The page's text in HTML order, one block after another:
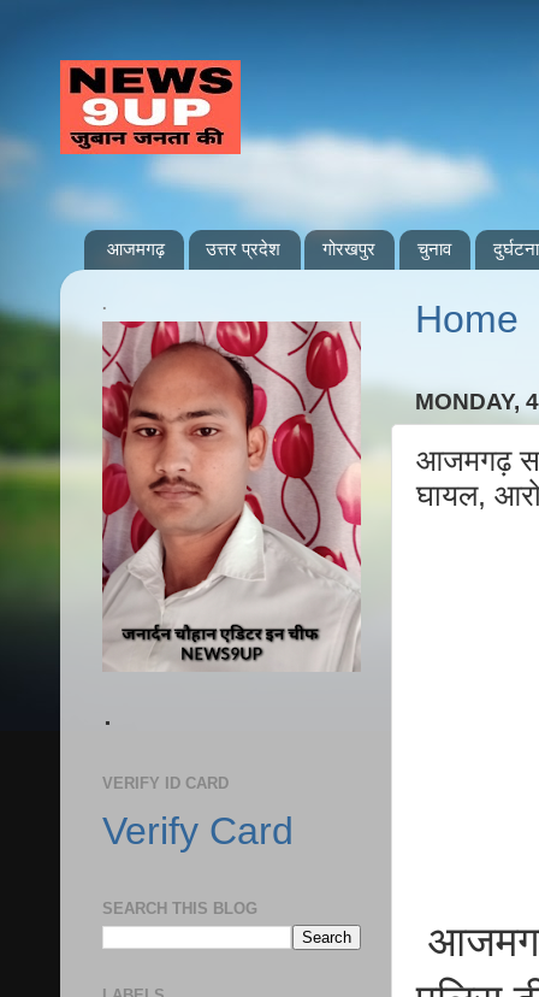
आजमगढ़ उत्तर प्रदेश गोरखपुर चुनाव दुर्घटना
Home
MONDAY,
आजमगढ़
घायल,
.
.
VERIFY ID CARD
Verify Card
SEARCH THIS BLOG